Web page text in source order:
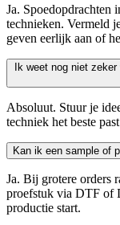
Ja. Spoedopdrachten
technieken. Vermeld
geven eerlijk aan of
Ik weet nog niet
Absoluut. Stuur je
techniek het beste
Kan ik een sample of
Ja. Bij grotere orders
proefstuk via DTF of
productie start.